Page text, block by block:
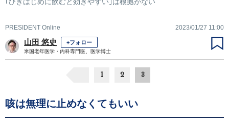
PRESIDENT Online 2023/01/27 11:00
山田 悠史 +フォロー
米国老年医学・内科専門医、医学博士
1 2 3
咳は無理に止めなくてもいい